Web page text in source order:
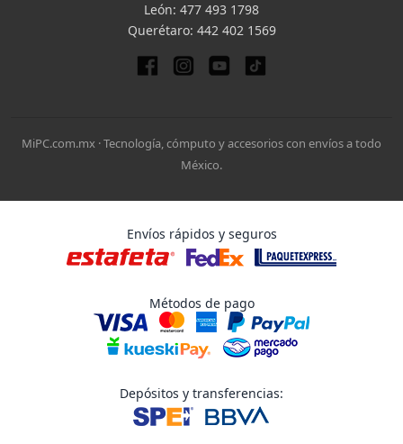
León: 477 493 1798
Querétaro: 442 402 1569
MiPC.com.mx · Tecnología, cómputo y accesorios con envíos a todo
México.
Envíos rápidos y seguros
Métodos de pago
Depósitos y transferencias: